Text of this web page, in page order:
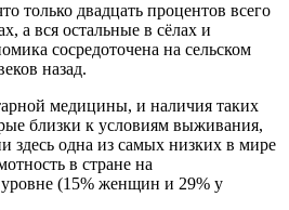
только двадцать процентов всего
а вся остальные в сёлах и
сосредоточена на сельском
назад.
медицины, и наличия таких
близки к условиям выживания,
здесь одна из самых низких в мире
в стране на
уровне (15% женщин и 29% у